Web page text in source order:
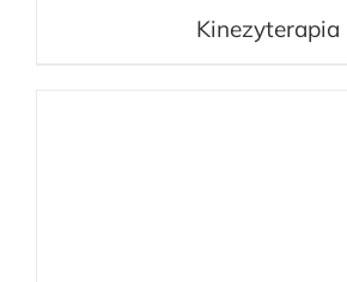
Kinezyterapia